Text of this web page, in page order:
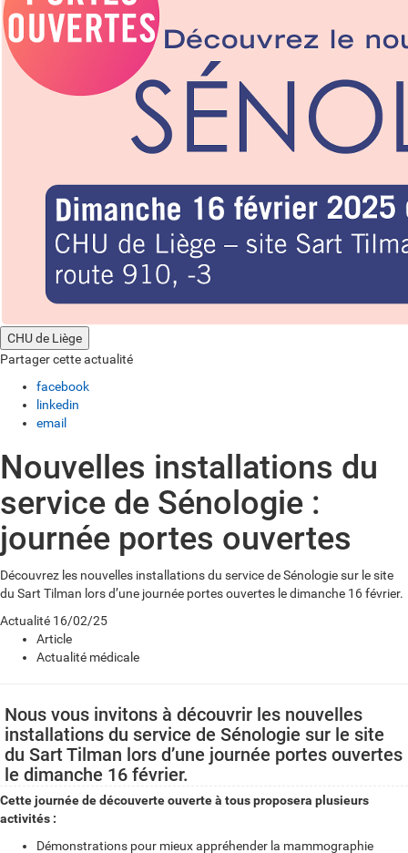
CHU de Liège
Partager cette actualité
facebook
linkedin
email
Nouvelles installations du
service de Sénologie :
journée portes ouvertes
Découvrez les nouvelles installations du service de Sénologie sur le site
du Sart Tilman lors d’une journée portes ouvertes le dimanche 16 février.
Actualité 16/02/25
Article
Actualité médicale
Nous vous invitons à découvrir les nouvelles
installations du service de Sénologie sur le site
du Sart Tilman lors d’une journée portes ouvertes
le dimanche 16 février.
Cette journée de découverte ouverte à tous proposera plusieurs
activités :
Démonstrations pour mieux appréhender la mammographie